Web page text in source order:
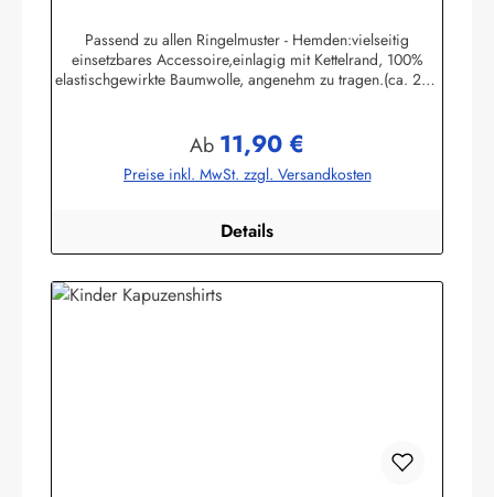
Passend zu allen Ringelmuster - Hemden:vielseitig
einsetzbares Accessoire,einlagig mit Kettelrand, 100%
elastischgewirkte Baumwolle, angenehm zu tragen.(ca. 225
Bekleidungswerk GmbHHeglitzer Str. 1226409
Wittmundinfo@modas-bekleidung.de
Regulärer Preis:
Ab 11,90 €
Preise inkl. MwSt. zzgl. Versandkosten
Details